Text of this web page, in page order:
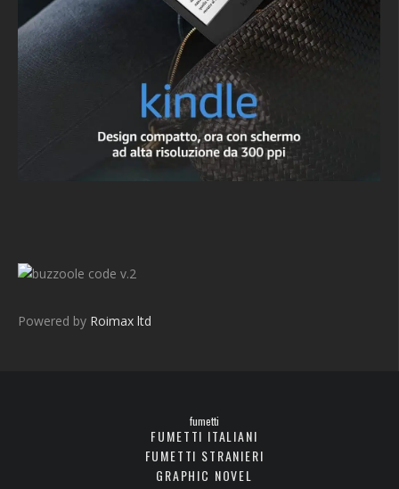
v.2
Powered by Roimax ltd
fumetti
FUMETTI ITALIANI
FUMETTI STRANIERI
GRAPHIC NOVEL